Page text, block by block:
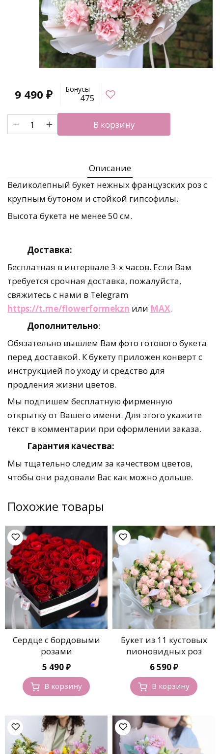
9 490 ₽ Бонусы
475
Количество
товара
гипсофилы
В корзину
Описание
Великолепный букет нежных французских роз с
крупным бутоном и стойкой гипсофилы.
Высота букета не менее 50 см.
Доставка:
Бесплатная в интервале 3-х часов. Если Вам
требуется срочная доставка, пожалуйста,
свяжитесь с нами в Telegram
https://t.me/flowerformekzn или MAX.
Дополнительно:
Обязательно вышлем Вам фото готового букета
перед доставкой. К букету приложен конверт с
инструкцией по уходу и средство для
продления жизни цветов.
Мы подпишем бесплатную фирменную
открытку от Вашего имени. Для этого укажите
текст в комментарии при оформлении заказа.
Гарантия качества:
Мы тщательно следим за качеством цветов,
чтобы они радовали Вас как можно дольше.
Похожие товары
Сердце с бордовыми
розами
5 490₽
В корзину
Букет из 11 кустовых
пионовидных роз
6 590₽
В корзину